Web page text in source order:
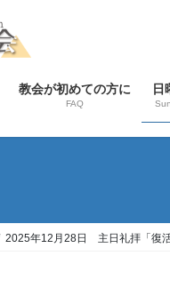
教会が初めての方に
FAQ
日
2025年12月28日 主日礼拝「復活